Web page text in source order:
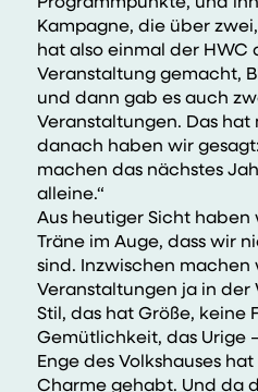
Kampagne, die über
hat also einmal der HWC
Veranstaltung gemacht,
und dann gab es auch
Veranstaltungen. Das
danach haben wir
machen das nächstes
alleine.“
Aus heutiger Sicht
Träne im Auge, dass wir
sind. Inzwischen machen
Veranstaltungen ja in der
Stil, das hat Größe, keine
Gemütlichkeit, das
Enge des Volkshauses
Charme gehabt. Und da